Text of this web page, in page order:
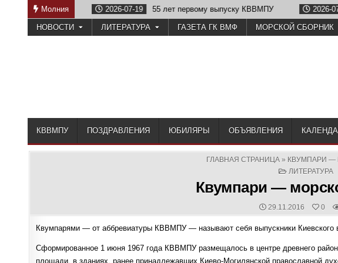
Молния
2026-07-19 55 лет первому выпуску КВВМПУ 2026-07-07
НОВОСТИ ЛИТЕРАТУРА ГАЗЕТА ГК ВМФ МОРСКОЙ СБОРНИК
КВВМПУ ПОЗДРАВЛЕНИЯ ЮБИЛЯРЫ ОБЪЯВЛЕНИЯ
ГЛАВНАЯ СТРАНИЦА » КВУМПАРИ —
POSTED
ЛИТЕРАТУРА
Квумпари —
PUBLISHED
DATE:
29.11.2016 0
Квумпарями — от аббревиатуры КВВМПУ — называют себя выпускники Киевского
Сформированное 1 июня 1967 года КВВМПУ размещалось в центре древнего
площади, в зданиях, ранее принадлежавших Киево-Могилянской православной